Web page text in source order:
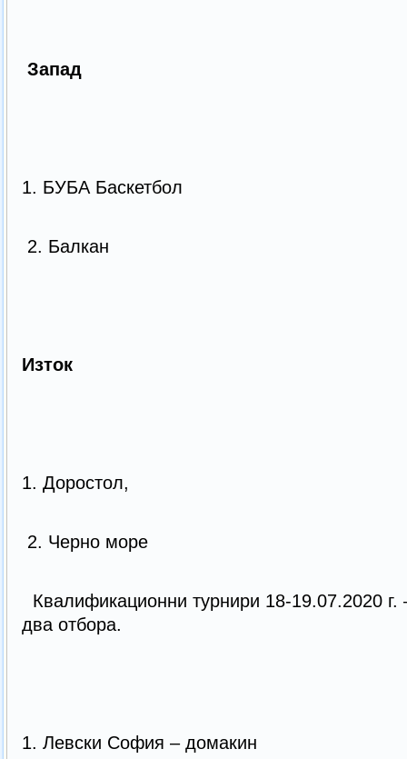
Запад
1. БУБА Баскетбол
2. Балкан
Изток
1. Доростол,
2. Черно море
Квалификационни турнири 18-19.07.2020 г.
два отбора.
1. Левски София –